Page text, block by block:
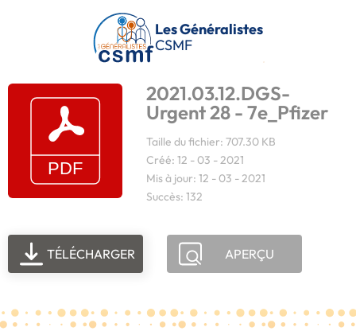
Passer au contenu principal
Les Généralistes
CSMF
2021.03.12.DGS-
Urgent 28 - 7e_Pfizer
Taille du fichier: 707.30 KB
Créé: 12 - 03 - 2021
Mis à jour: 12 - 03 - 2021
Succès: 132
TÉLÉCHARGER APERÇU